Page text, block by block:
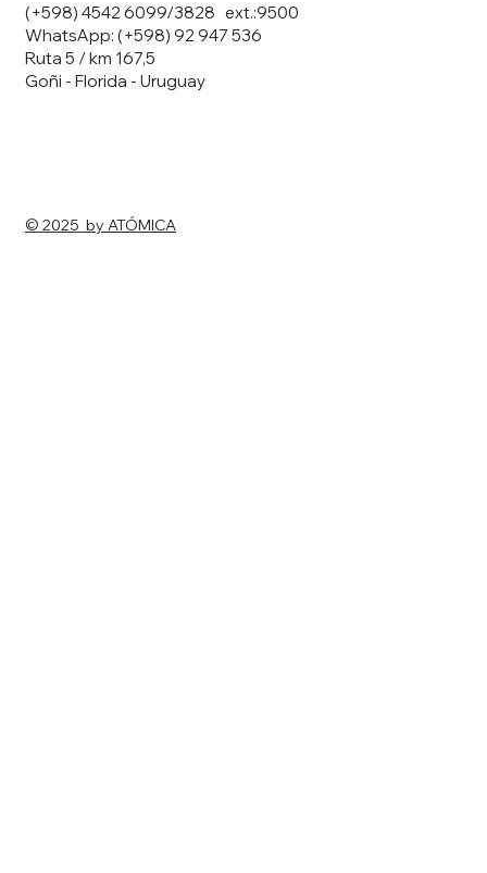
© 2025 by ATÓMICA
(+598) 4542 6099/3828 ext.:9500
WhatsApp: (+598) 92 947 536
Ruta 5 / km 167,5
Goñi - Florida - Uruguay